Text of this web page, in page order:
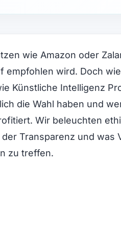
wie Amazon oder
empfohlen wird. Doch
Künstliche Intelligenz
die Wahl haben und
Wir beleuchten
Transparenz und was
zu treffen.